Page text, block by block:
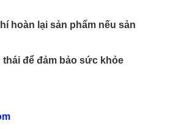
hoàn lại sản phẩm nếu sản
để đảm bảo sức khỏe